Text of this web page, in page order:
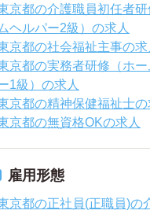
京都の介護職員初任者
ムヘルパー2級）の求人
京都の社会福祉主事の求
京都の実務者研修（ホ
1級）の求人
京都の精神保健福祉士の
京都の無資格OKの求人
雇用形態
京都の正社員(正職員)の